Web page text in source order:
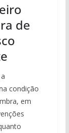
de
condição
em